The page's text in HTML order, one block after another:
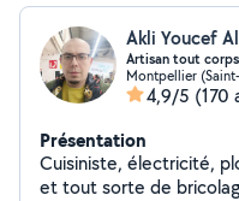
Akli Youcef
Artisan tout
Montpellier
4,9/5 (170
Présentation
Cuisiniste, électricité,
et tout sorte de